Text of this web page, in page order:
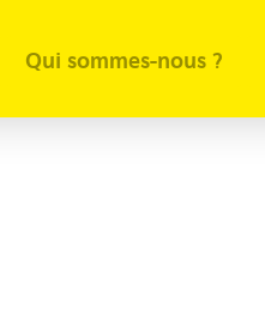
Qui sommes-nous ?